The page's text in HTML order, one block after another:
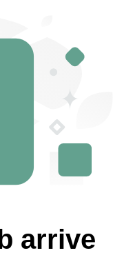
arrive